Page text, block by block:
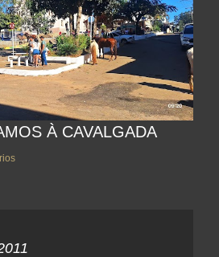
À CAVALGADA